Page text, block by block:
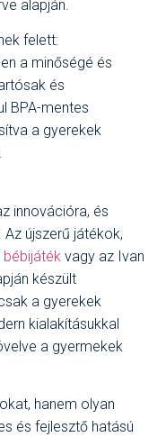
alapján.
felett:
a minőségé és
és
BPA-mentes
a gyerekek
innovációra, és
újszerű játékok,
vagy az Ivan
készült
a gyerekek
kialakításukkal
a gyermekek
hanem olyan
és fejlesztő hatású